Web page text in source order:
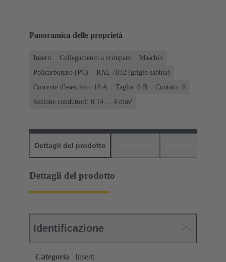
Panoramica delle proprietà
Inserti Collegamento a crimpare
Maschio
Policarbonato (PC)
RAL 7032 (grigio sabbia)
Corrente d'esercizio: ‌16 A
Taglia: 6 B
Contatti: 6
Sezione conduttori: 0.14 ... 4 mm²
Dettagli del prodotto
Dettagli del prodotto
Identificazione
Categoria Inserti